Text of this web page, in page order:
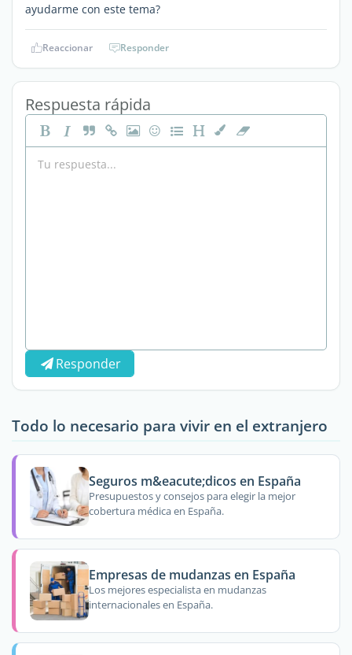
ayudarme con este tema?
Reaccionar Responder
Respuesta rápida
Responder
Todo lo necesario para vivir en el extranjero
Seguros m&eacute;dicos en España
Presupuestos y consejos para elegir la mejor
cobertura médica en España.
Empresas de mudanzas en España
Los mejores especialista en mudanzas
internacionales en España.